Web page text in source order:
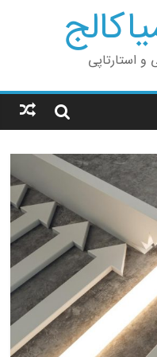
و استارتاپی